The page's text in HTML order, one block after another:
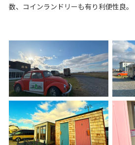
数、コインランドリーも有り利便性良。